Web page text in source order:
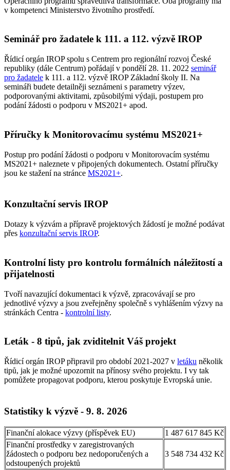
v kompetenci Ministerstvo životního prostředí.
Seminář pro žadatele k 111. a 112. výzvě IROP
Řídicí orgán IROP spolu s Centrem pro regionální rozvoj České
republiky (dále Centrum) pořádají v pondělí 28. 11. 2022 seminář
pro žadatele k 111. a 112. výzvě IROP Základní školy II. Na
semináři budete detailněji seznámeni s parametry výzev,
podporovanými aktivitami, způsobilými výdaji, postupem pro
podání žádosti o podporu v MS2021+ apod.
Příručky k Monitorovacímu systému MS2021+
Postup pro podání žádosti o podporu v Monitorovacím systému
MS2021+ naleznete v připojených dokumentech. Ostatní příručky
jsou ke stažení na stránce MS2021+.
Konzultační servis IROP
Dotazy k výzvám a přípravě projektových žádostí je možné podávat
přes konzultační servis IROP.
Kontrolní listy pro kontrolu formálních náležitostí a
přijatelnosti
Tvoří navazující dokumentaci k výzvě, zpracovávají se pro
jednotlivé výzvy a jsou zveřejněny společně s vyhlášením výzvy na
stránkách Centra - kontrolní listy.
Leták - 8 tipů, jak zviditelnit Váš projekt
Řídicí orgán IROP připravil pro období 2021-2027 v letáku několik
tipů, jak je možné upozornit na přínosy svého projektu. I vy tak
pomůžete propagovat podporu, kterou poskytuje Evropská unie.
Statistiky k výzvě - 9. 8. 2026
Finanční alokace výzvy (příspěvek EU)
1 487 617 845 Kč
Finanční prostředky v zaregistrovaných
žádostech o podporu bez nedoporučených a
odstoupených projektů
3 548 734 432 Kč